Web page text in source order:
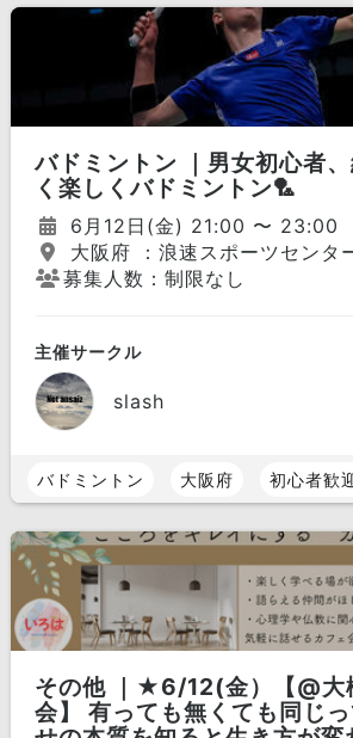
バドミントン ｜男女初心者
く楽しくバドミントン🏸
6月12日(金) 21:00 〜 23:00
大阪府 ：浪速スポーツセンタ
募集人数：制限なし
主催サークル
slash
バドミントン 大阪府 初心者歓
その他 ｜★6/12(金）【@大
会】 有っても無くても同じ